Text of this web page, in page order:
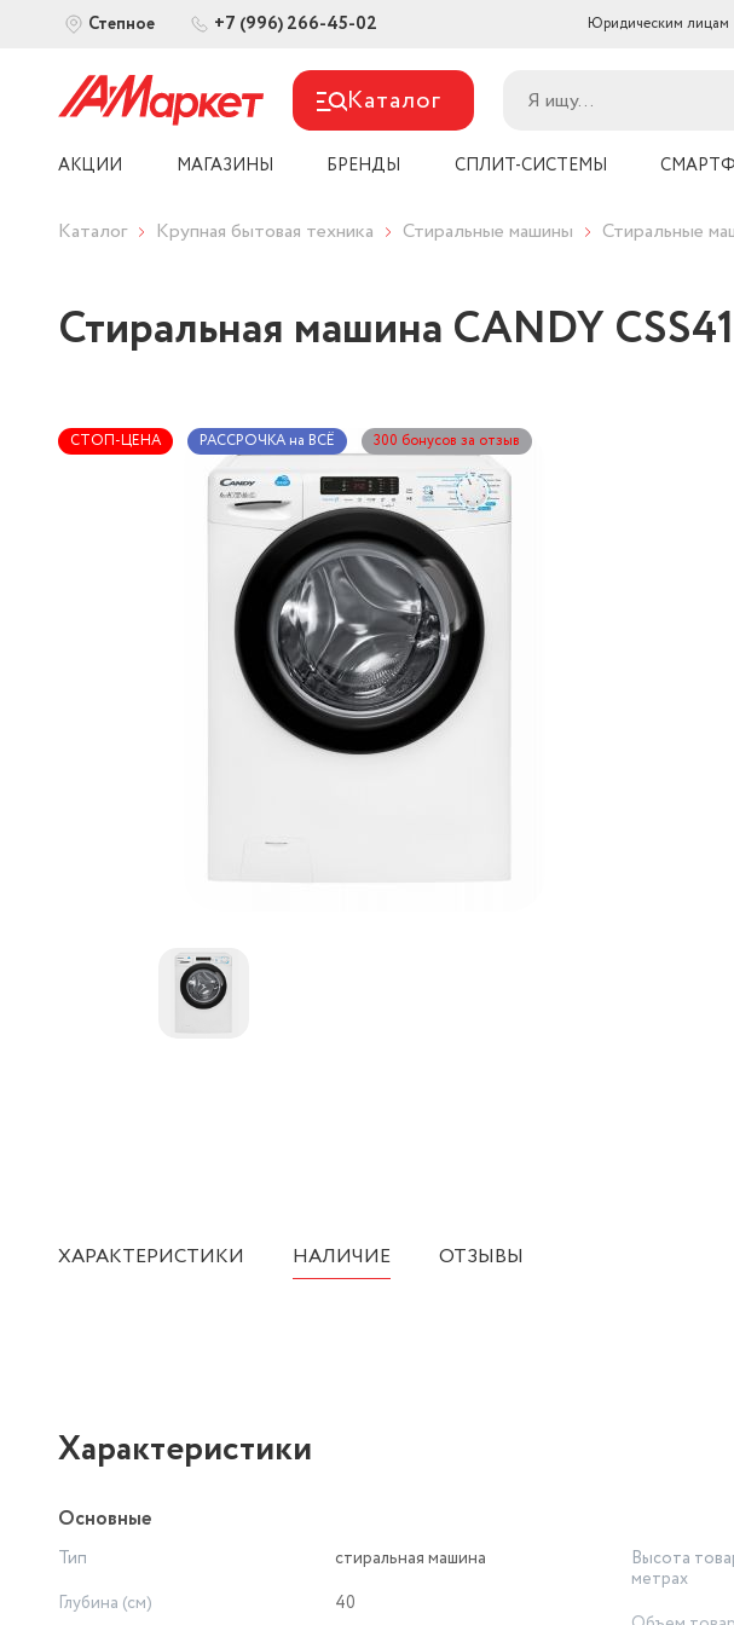
Степное +7 (996) 266-45-02 Юридическим лицам
Каталог
АКЦИИ МАГАЗИНЫ БРЕНДЫ СПЛИТ-СИСТЕМЫ
Каталог Крупная бытовая техника Стиральные машины Стиральные
Стиральная машина CANDY
СТОП-ЦЕНА РАССРОЧКА на ВСЁ 300 бонусов за отзыв
ХАРАКТЕРИСТИКИ НАЛИЧИЕ ОТЗЫВЫ
Характеристики
Основные
Тип
стиральная машина
Глубина (см)
40
Высота
метрах